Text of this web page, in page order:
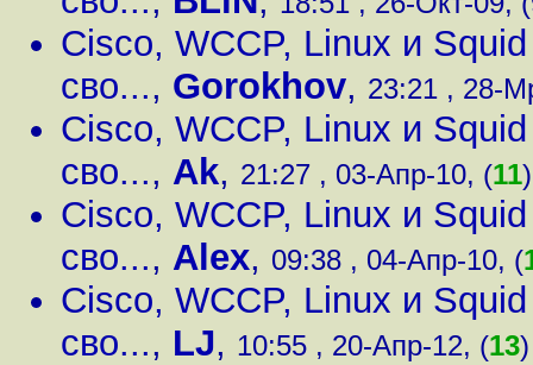
Cisco, WCCP, Linux и
сво..., Gorokhov, 23:21 , 28-
Cisco, WCCP, Linux и
сво..., Ak, 21:27 , 03-Апр-10, (11)
Cisco, WCCP, Linux и
сво..., Alex, 09:38 , 04-Апр-10, (
Cisco, WCCP, Linux и
сво..., LJ, 10:55 , 20-Апр-12, (13)